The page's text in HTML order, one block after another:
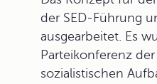
der SED-Führung
ausgearbeitet. Es
Parteikonferenz
sozialistischen